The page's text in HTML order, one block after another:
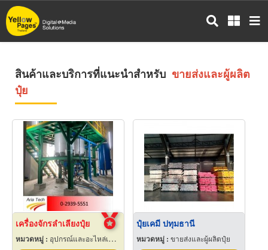
ข้าม
ไป
สินค้าและบริการที่แนะนำสำหรับ ขายส่งและผู้ผลิต
ปุ๋ย
เครื่องจักรลำเลียงปุ๋ย
หมวดหมู่ : อุปกรณ์และอะไหล่เครื่องลำเลียงวัสดุ
ปุ๋ยเคมี ปทุมธานี
หมวดหมู่ :ขายส่งและผู้ผลิตปุ๋ย